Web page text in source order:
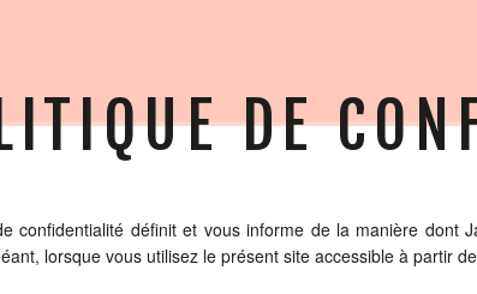
DE
confidentialité définit et vous informe de la manière dont
lorsque vous utilisez le présent site accessible à partir